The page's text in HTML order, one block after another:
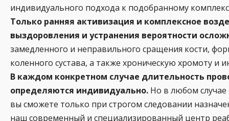
индивидуального подхода к подобранному
Только ранняя активизация и комплексное
выздоровления и устранения вероятности
замедленного и неправильного сращения кости,
коленного сустава, а также хроническую хромоту и
В каждом конкретном случае длительность
определяются индивидуально. Но в любом случае
вы сможете только при строгом следовании
наш современный и специализированный центр